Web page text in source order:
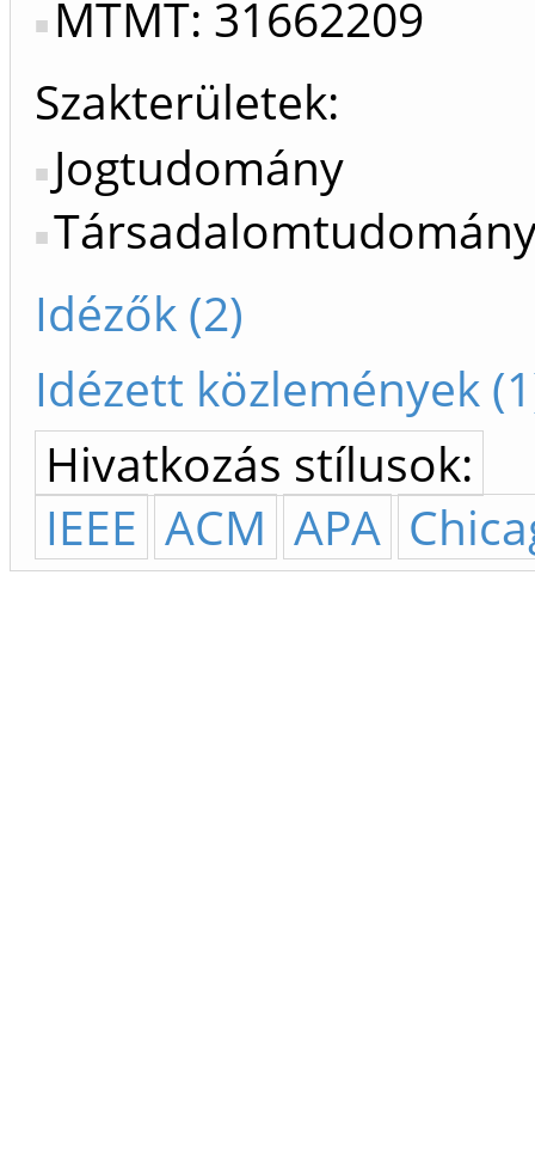
MTMT: 31662209
Szakterületek:
Jogtudomány
Idézők (2)
Idézett közlemények
Hivatkozás stílusok:
IEEE ACM APA